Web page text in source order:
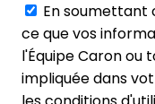
En soumettant
ce que vos
l'Équipe Caron
impliquée dans